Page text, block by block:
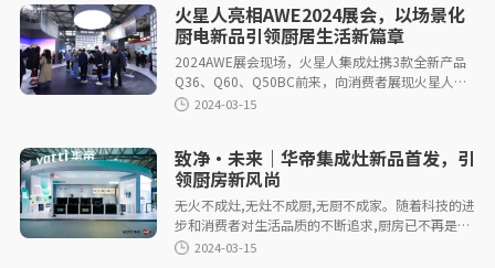
2024-03-18
火星人亮相AWE2024展会，以场景化
厨电新品引领厨居生活新篇章
2024AWE展会现场，火星人集成灶携3款全新产品
Q36、Q60、Q50BC前来，向消费者展现火星人四
大科技实力。
致净·未来｜华帝集成灶新品首发，引
领厨房新风尚
无火不成灶,无灶不成厨,无厨不成家。随着科技的进
步和消费者对生活品质的不断追求,厨房已不再是单
纯的烹饪场所,而是成为了一个展现生活品味、享受